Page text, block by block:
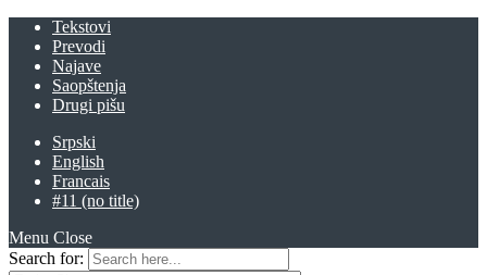
Tekstovi
Prevodi
Najave
Saopštenja
Drugi pišu
Srpski
English
Francais
#11 (no title)
Menu Close
Search for: